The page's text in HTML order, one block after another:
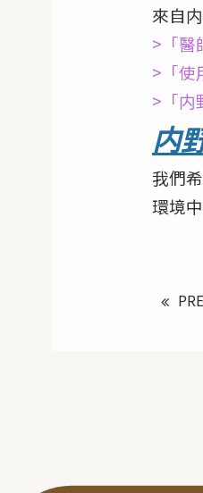
來自
>「醫
>「使
>「内
内
我們
環境